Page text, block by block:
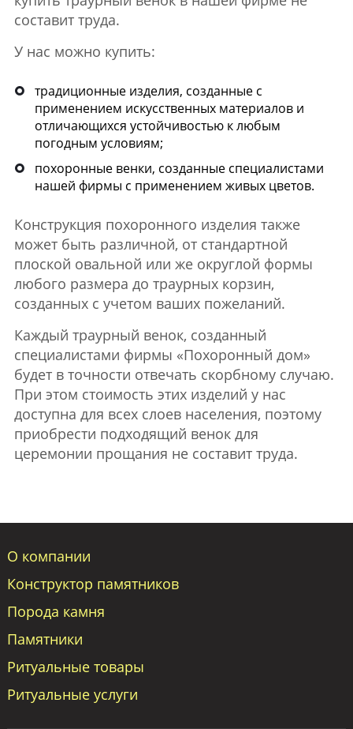
составит труда.
У нас можно купить:
традиционные изделия, созданные с
применением искусственных материалов и
отличающихся устойчивостью к любым
погодным условиям;
похоронные венки, созданные специалистами
нашей фирмы с применением живых цветов.
Конструкция похоронного изделия также
может быть различной, от стандартной
плоской овальной или же округлой формы
любого размера до траурных корзин,
созданных с учетом ваших пожеланий.
Каждый траурный венок, созданный
специалистами фирмы «Похоронный дом»
будет в точности отвечать скорбному случаю.
При этом стоимость этих изделий у нас
доступна для всех слоев населения, поэтому
приобрести подходящий венок для
церемонии прощания не составит труда.
О компании
Конструктор памятников
Порода камня
Памятники
Ритуальные товары
Ритуальные услуги